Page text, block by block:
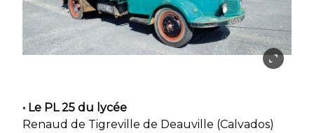
• Le PL 25 du lycée
Renaud de Tigreville de Deauville (Calvados)